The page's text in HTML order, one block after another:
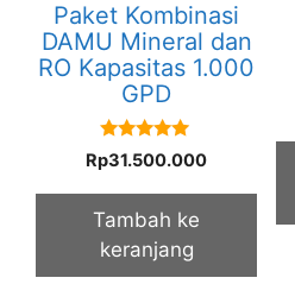
Paket Kombinasi
DAMU Mineral dan
RO Kapasitas 1.000
GPD
5.00
out of 5
Rp31.500.000
Tambah ke
keranjang